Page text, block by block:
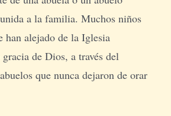
a la familia. Muchos niños
han alejado de la Iglesia
de Dios, a través del
que nunca dejaron de orar